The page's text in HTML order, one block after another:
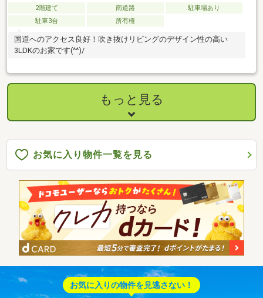
2階建て 南道路
駐車場あり
駐車3台
所有権
国道へのアクセス良好！吹き抜けリビングのデザイン性の高い
3LDKのお家です(^^)/
もっと見る
お気に入り物件一覧を見る
お気に入りの物件を見逃さない！